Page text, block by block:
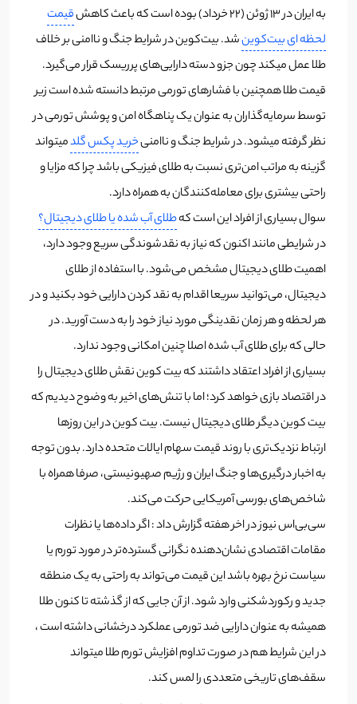
به ایران در ۱۳ ژوئن (22 خرداد) بوده است که باعث کاهش
قیمت
لحظه‌ ای بیت‌کوینشد. بیت‌کوین در شرایط جنگ و ناامنی بر خلاف
طلا عمل میکند چون جزو دسته دارایی‌های پرریسک قرار می‌گیرد.
قیمت طلا همچنین با فشارهای تورمی مرتبط دانسته شده است زیر
توسط سرمایه‌گذاران به عنوان یک پناهگاه امن و پوشش تورمی در
نظر گرفته میشود. در شرایط جنگ و ناامنیخرید پکس گلدمیتواند
گزینه به مراتب امن‌تری نسبت به طلای فیزیکی باشد چرا که مزایا و
راحتی بیشتری برای معامله‌کنندگان به همراه دارد.
سوال بسیاری از افراد این است کهطلای آب شده یا طلای دیجیتال؟
در شرایطی مانند اکنون که نیاز به نقدشوندگی سریع وجود دارد،
اهمیت طلای دیجیتال مشخص می‌شود. با استفاده از طلای
دیجیتال، می‌توانید سریعا اقدام به نقد کردن دارایی خود بکنید و در
هر لحظه و هر زمان نقدینگی مورد نیاز خود را به دست آورید. در
حالی که برای طلای آب شده اصلا چنین امکانی وجود ندارد.
بسیاری از افراد اعتقاد داشتند که بیت کوین نقش طلای دیجیتال را
در اقتصاد بازی خواهد کرد؛ اما با تنش‌های اخیر به وضوح دیدیم که
بیت کوین دیگر طلای دیجیتال نیست. بیت کوین در این روزها
ارتباط نزدیک‌تری با روند قیمت سهام ایالات متحده دارد. بدون توجه
به اخبار درگیری‌ها و جنگ ایران و رژیم صهیونیستی، صرفا همراه با
شاخص‌های بورسی آمریکایی حرکت می‌کند.
سی‌بی‌اس نیوز در اخر هفته گزارش داد : اگر داده‌ها یا نظرات
مقامات اقتصادی نشان‌دهنده نگرانی گسترده‌تر در مورد تورم یا
سیاست نرخ بهره باشد این قیمت می‌تواند به راحتی به یک منطقه
جدید و رکوردشکنی وارد شود. از آن جایی که از گذشته تا کنون طلا
همیشه به عنوان دارایی ضد تورمی عملکرد درخشانی داشته است ،
در این شرایط هم در صورت تداوم افزایش تورم طلا میتواند
سقف‌های تاریخی متعددی را لمس کند.